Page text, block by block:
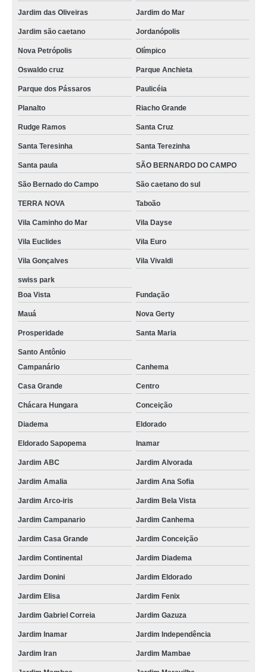
Jardim das Oliveiras Jardim do Mar
Jardim são caetano Jordanópolis
Nova Petrópolis Olímpico
Oswaldo cruz Parque Anchieta
Parque dos Pássaros Paulicéia
Planalto Riacho Grande
Rudge Ramos Santa Cruz
Santa Teresinha Santa Terezinha
Santa paula SÃO BERNARDO DO CAMPO
São Bernado do Campo São caetano do sul
TERRA NOVA Taboão
Vila Caminho do Mar Vila Dayse
Vila Euclides Vila Euro
Vila Gonçalves Vila Vivaldi
swiss park
Boa Vista
Fundação
Mauá Nova Gerty
Prosperidade Santa Maria
Santo Antônio
Campanário
Canhema
Casa Grande Centro
Chácara Hungara Conceição
Diadema Eldorado
Eldorado Sapopema Inamar
Jardim ABC Jardim Alvorada
Jardim Amalia Jardim Ana Sofia
Jardim Arco-iris Jardim Bela Vista
Jardim Campanario Jardim Canhema
Jardim Casa Grande Jardim Conceição
Jardim Continental Jardim Diadema
Jardim Donini Jardim Eldorado
Jardim Elisa Jardim Fenix
Jardim Gabriel Correia Jardim Gazuza
Jardim Inamar Jardim Independência
Jardim Iran Jardim Mambae